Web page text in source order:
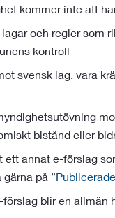
kommer inte att
och regler som
kontroll
svensk lag, vara
bistånd eller
ett annat e-förslag
på ”
blir en allmän